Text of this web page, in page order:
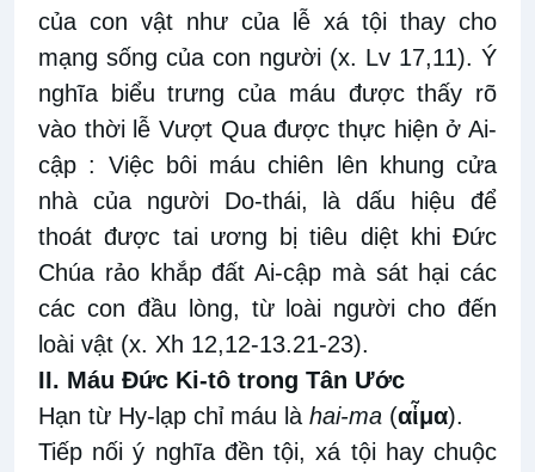
của con vật như của lễ xá tội thay cho
mạng sống của con người (x. Lv 17,11). Ý
nghĩa biểu trưng của máu được thấy rõ
vào thời lễ Vượt Qua được thực hiện ở Ai-
cập : Việc bôi máu chiên lên khung cửa
nhà của người Do-thái, là dấu hiệu để
thoát được tai ương bị tiêu diệt khi Đức
Chúa rảo khắp đất Ai-cập mà sát hại các
các con đầu lòng, từ loài người cho đến
loài vật (x. Xh 12,12-13.21-23).
II. Máu Đức Ki-tô trong Tân Ước
Hạn từ Hy-lạp chỉ máu là hai-ma (αἷμα).
Tiếp nối ý nghĩa đền tội, xá tội hay chuộc